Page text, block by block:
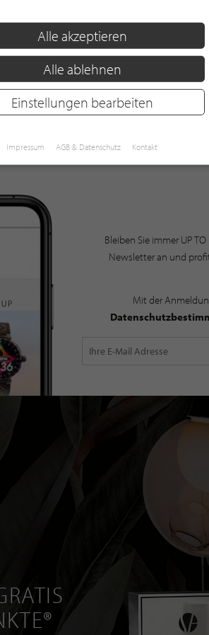
steht. Die Produkte überzeugen
Auswahl an Produkten für unterschiedliche
Rolle. Wer auf der Suche nach
ist, wird bei Räder sicherlich fündig.
Bleiben Sie immer UP
Newsletter an und
Mit der
Alle akzeptieren
Alle ablehnen
Einstellungen bearbeiten
Impressum AGB & Datenschutz Kontakt